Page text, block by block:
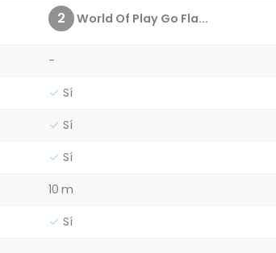
2 World Of Play Go Fla...
-
Sí
Sí
Sí
10 m
Sí